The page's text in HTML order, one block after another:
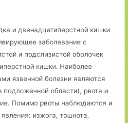
и двенадцатиперстной кишки
заболевание с
и подслизистой оболочек
кишки. Наиболее
язвенной болезни являются
области), рвота и
Помимо рвоты наблюдаются и
изжога, тошнота,